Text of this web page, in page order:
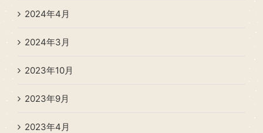
2024年4月
2024年3月
2023年10月
2023年9月
2023年4月